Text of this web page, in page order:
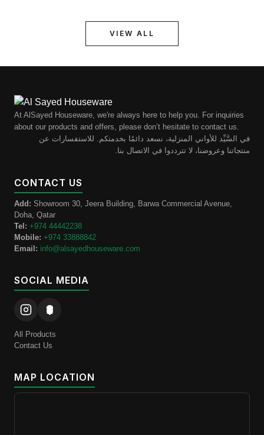
VIEW ALL
At AlSayed Houseware, we're always here to help you. For inquiries
about our products and offers, please don’t hesitate to contact us.
في السَّيِّد للأواني المنزلية، نسعد دائمًا بخدمتكم. للاستفسارات عن
منتجاتنا وعروضنا، لا تترددوا في الاتصال بنا.
CONTACT US
Add: Showroom 30, Jeera Building, Barwa Commercial Avenue,
Doha, Qatar
Tel: +974 44442238
Mobile: +974 33888842
Email: info@alsayedhouseware.com
SOCIAL MEDIA
All Products
Contact Us
MAP LOCATION